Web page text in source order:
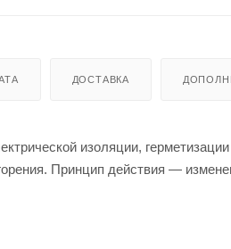
ДОСТАВКА
изоляции,
Принцип действия —